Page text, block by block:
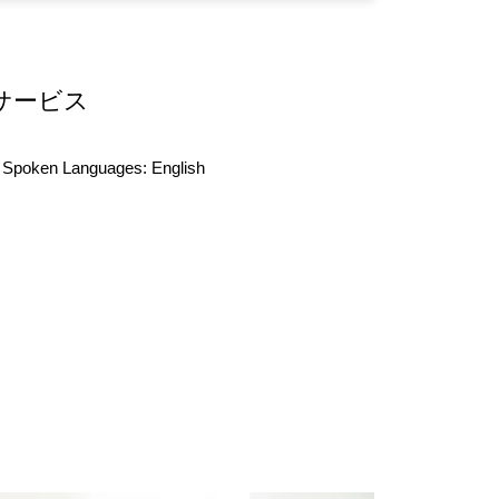
ービス
Spoken Languages: English